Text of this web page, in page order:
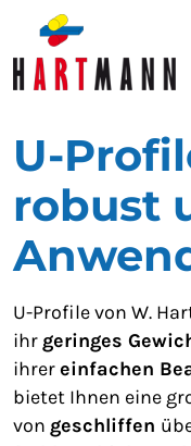
U-
robust
U-Profile von W.
ihr geringes
ihrer einfachen
bietet Ihnen eine
von geschliffen